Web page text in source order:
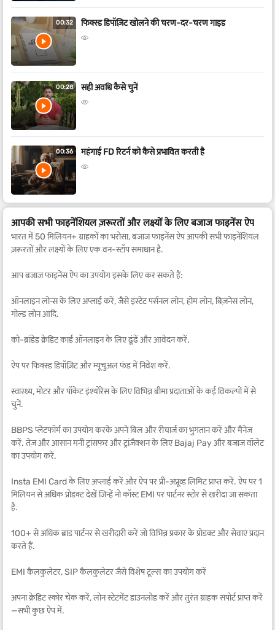
00:32 फिक्स्ड डिपॉज़िट खोलने की चरण-दर-चरण गाइड
00:28 सही अवधि कैसे चुनें
00:36 महंगाई FD रिटर्न को कैसे प्रभावित करती है
आपकी सभी फाइनेंशियल ज़रूरतों और लक्ष्यों के लिए बजाज फाइनेंस ऐप
भारत में 50 मिलियन+ ग्राहकों का भरोसा, बजाज फाइनेंस ऐप आपकी सभी फाइनेंशियल
ज़रूरतों और लक्ष्यों के लिए एक वन-स्टॉप समाधान है.
आप बजाज फाइनेंस ऐप का उपयोग इसके लिए कर सकते हैं:
ऑनलाइन लोन्स के लिए अप्लाई करें, जैसे इंस्टेंट पर्सनल लोन, होम लोन, बिज़नेस लोन,
गोल्ड लोन आदि.
को-ब्रांडेड क्रेडिट कार्ड ऑनलाइन के लिए ढूंढें और आवेदन करें.
ऐप पर फिक्स्ड डिपॉज़िट और म्यूचुअल फंड में निवेश करें.
स्वास्थ्य, मोटर और पॉकेट इंश्योरेंस के लिए विभिन्न बीमा प्रदाताओं के कई विकल्पों में से
चुनें.
BBPS प्लेटफॉर्म का उपयोग करके अपने बिल और रीचार्ज का भुगतान करें और मैनेज
करें. तेज़ और आसान मनी ट्रांसफर और ट्रांज़ैक्शन के लिए Bajaj Pay और बजाज वॉलेट
का उपयोग करें.
Insta EMI Card के लिए अप्लाई करें और ऐप पर प्री-अप्रूव्ड लिमिट प्राप्त करें. ऐप पर 1
मिलियन से अधिक प्रोडक्ट देखें जिन्हें नो कॉस्ट EMI पर पार्टनर स्टोर से खरीदा जा सकता
है.
100+ से अधिक ब्रांड पार्टनर से खरीदारी करें जो विभिन्न प्रकार के प्रोडक्ट और सेवाएं प्रदान
करते हैं.
EMI कैलकुलेटर, SIP कैलकुलेटर जैसे विशेष टूल्स का उपयोग करें
अपना क्रेडिट स्कोर चेक करें, लोन स्टेटमेंट डाउनलोड करें और तुरंत ग्राहक सपोर्ट प्राप्त करें
—सभी कुछ ऐप में.